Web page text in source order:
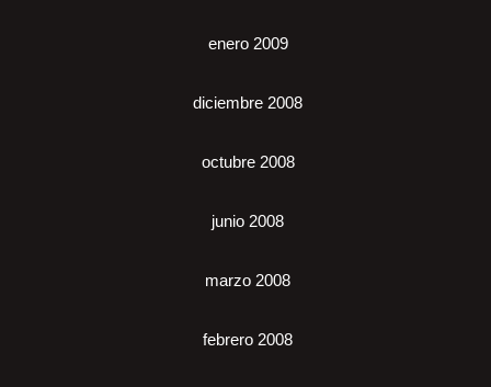
enero 2009
diciembre 2008
octubre 2008
junio 2008
marzo 2008
febrero 2008